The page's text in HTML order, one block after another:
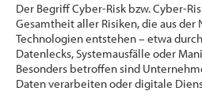
Der Begriff Cyber-Risk bzw. Cyber-
Gesamtheit aller Risiken, die aus
Technologien entstehen – etwa
Datenlecks, Systemausfälle oder
Besonders betroffen sind
Daten verarbeiten oder digitale